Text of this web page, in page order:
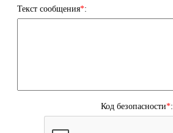
Текст сообщения*:
Код безопасности*: